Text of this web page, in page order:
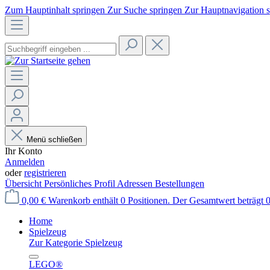
Zum Hauptinhalt springen Zur Suche springen Zur Hauptnavigation
Menü schließen
Ihr Konto
Anmelden
oderregistrieren
Übersicht Persönliches Profil Adressen Bestellungen
0,00 € Warenkorb enthält 0 Positionen. Der Gesamtwert beträgt
Home
Spielzeug
Zur Kategorie Spielzeug
LEGO®